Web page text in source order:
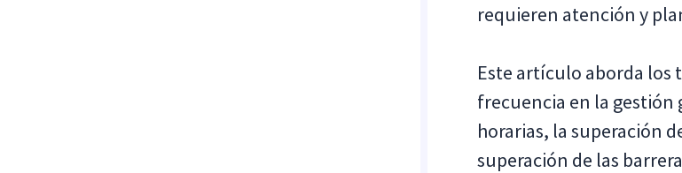
requieren atención y
Este artículo aborda los
frecuencia en la
horarias, la superación
superación de las